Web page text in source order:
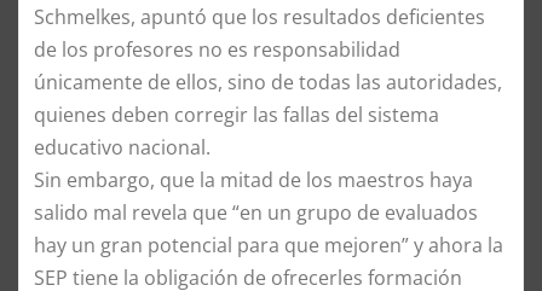
Schmelkes, apuntó que los resultados deficientes
de los profesores no es responsabilidad
únicamente de ellos, sino de todas las autoridades,
quienes deben corregir las fallas del sistema
educativo nacional.
Sin embargo, que la mitad de los maestros haya
salido mal revela que “en un grupo de evaluados
hay un gran potencial para que mejoren” y ahora la
SEP tiene la obligación de ofrecerles formación